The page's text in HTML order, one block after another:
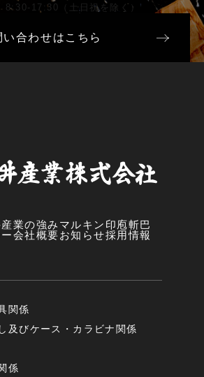
17:30（土日祝を除く）
い合わせはこちら
業の強み マルキン印 庖斬巴
会社概要お知らせ採用情報
関係
及びケース・カラビナ関係
係